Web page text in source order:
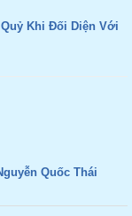
Khi Đối Diện Với
Quốc Thái